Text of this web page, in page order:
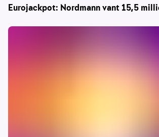
Eurojackpot: Nordmann vant 15,5